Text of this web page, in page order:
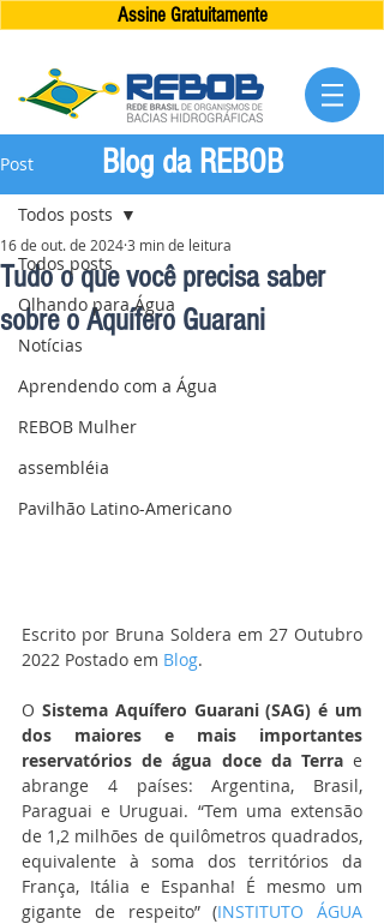
Assine Gratuitamente
Post
Todos posts
Olhando para Água
Notícias
Aprendendo com a Água
REBOB Mulher
assembléia
Pavilhão Latino-Americano
Todos posts
Tudo o que você precisa saber
sobre o Aquífero Guarani
16 de out. de 20243 min de leitura
Escrito por Bruna Soldera em 27 Outubro
2022 Postado em Blog.
O Sistema Aquífero Guarani (SAG) é um
dos maiores e mais importantes
reservatórios de água doce da Terra e
abrange 4 países: Argentina, Brasil,
Paraguai e Uruguai. “Tem uma extensão
de 1,2 milhões de quilômetros quadrados,
equivalente à soma dos territórios da
França, Itália e Espanha! É mesmo um
gigante de respeito” (INSTITUTO ÁGUA
Blog da REBOB